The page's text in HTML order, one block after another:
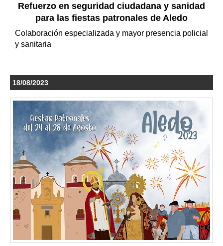
Refuerzo en seguridad ciudadana y sanidad
para las fiestas patronales de Aledo
Colaboración especializada y mayor presencia policial
y sanitaria
18/08/2023